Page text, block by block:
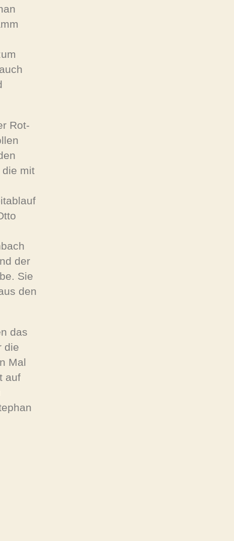
Rot-
die mit
der
Sie
den
das
die
Mal
auf